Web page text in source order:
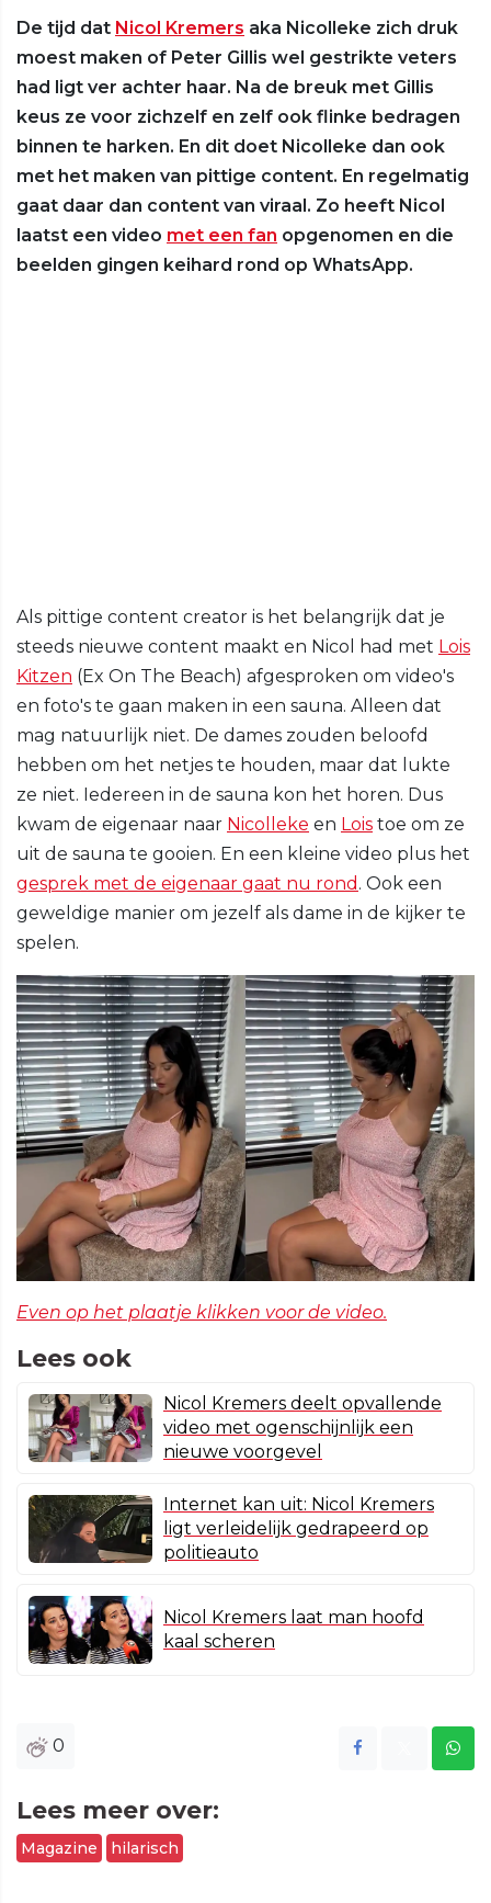
De tijd dat Nicol Kremers aka Nicolleke zich druk
moest maken of Peter Gillis wel gestrikte veters
had ligt ver achter haar. Na de breuk met Gillis
keus ze voor zichzelf en zelf ook flinke bedragen
binnen te harken. En dit doet Nicolleke dan ook
met het maken van pittige content. En regelmatig
gaat daar dan content van viraal. Zo heeft Nicol
laatst een video met een fan opgenomen en die
beelden gingen keihard rond op WhatsApp.
Als pittige content creator is het belangrijk dat je
steeds nieuwe content maakt en Nicol had met Lois
Kitzen (Ex On The Beach) afgesproken om video's
en foto's te gaan maken in een sauna. Alleen dat
mag natuurlijk niet. De dames zouden beloofd
hebben om het netjes te houden, maar dat lukte
ze niet. Iedereen in de sauna kon het horen. Dus
kwam de eigenaar naar Nicolleke en Lois toe om ze
uit de sauna te gooien. En een kleine video plus het
gesprek met de eigenaar gaat nu rond . Ook een
geweldige manier om jezelf als dame in de kijker te
spelen.
Even op het plaatje klikken voor de video.
Lees ook
Nicol Kremers deelt opvallende
video met ogenschijnlijk een
nieuwe voorgevel
Internet kan uit: Nicol Kremers
ligt verleidelijk gedrapeerd op
politieauto
Nicol Kremers laat man hoofd
kaal scheren
0
Lees meer over:
Magazine hilarisch